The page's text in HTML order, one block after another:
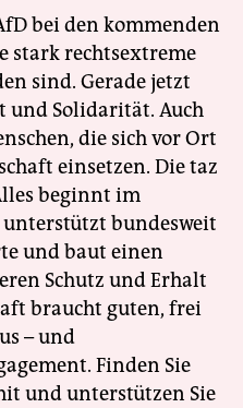
bei den kommenden
stark rechtsextreme
sind. Gerade jetzt
und Solidarität. Auch
die sich vor Ort
einsetzen. Die taz
beginnt im
bundesweit
und baut einen
Schutz und Erhalt
braucht guten, frei
– und
Finden Sie
und unterstützen Sie